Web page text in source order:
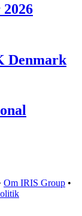
Denmark
Om IRIS Group •